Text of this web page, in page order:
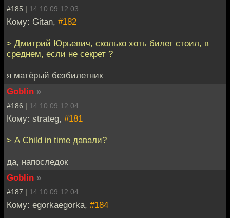
#185 | 14.10.09 12:03
Кому: Gitan, #182
> Дмитрий Юрьевич, сколько хоть билет стоил, в
среднем, если не секрет ?
я матёрый безбилетник
Goblin »
#186 | 14.10.09 12:04
Кому: strateg, #181
> А Child in time давали?
да, напоследок
Goblin »
#187 | 14.10.09 12:04
Кому: egorkaegorka, #184